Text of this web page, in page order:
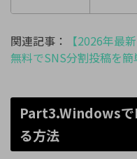
関連記事：
【2026年最
無料でSNS分割投稿を
Part3.Windows
る方法